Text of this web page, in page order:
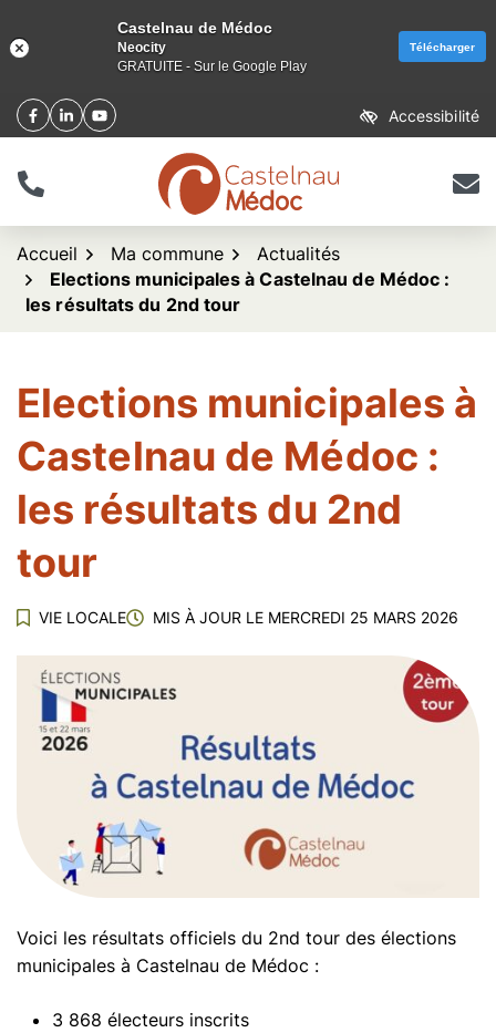
Aller
au
Facebook
(ouverture dans un nouvel onglet)
Linkedin
(ouverture dans un nouvel onglet)
YouTube
(ouverture dans un nouvel onglet) Accessibilité
Tél. logo Castelnau de
Accueil Ma commune
Actualités
Elections municipales à Castelnau de Médoc :
les résultats du 2nd tour
Elections municipales à
Castelnau de Médoc :
les résultats du 2nd
tour
VIE LOCALE MIS À JOUR LE MERCREDI 25 MARS 2026
Voici les résultats officiels du 2nd tour des élections
municipales à Castelnau de Médoc :
3 868 électeurs inscrits
Castelnau de Médoc
Neocity
GRATUITE - Sur le Google Play
Télécharger